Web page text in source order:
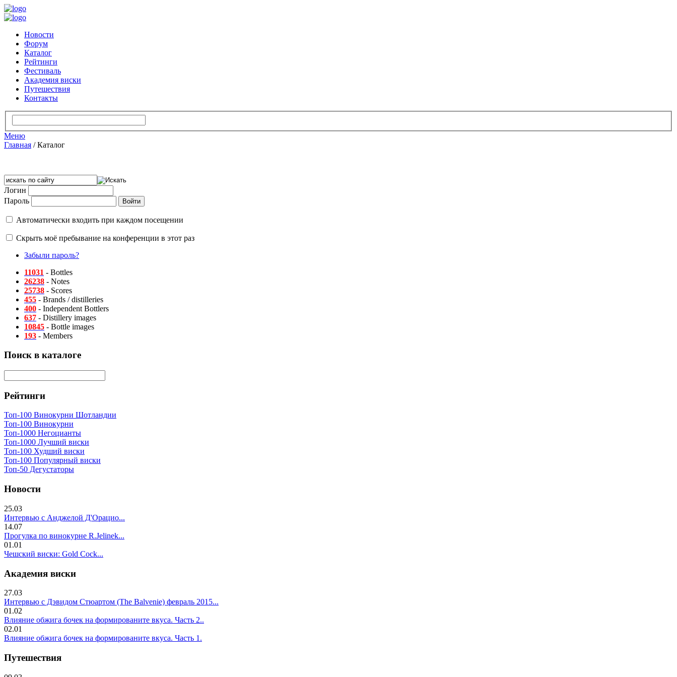
Новости
Форум
Каталог
Рейтинги
Фестиваль
Академия виски
Путешествия
Контакты
Меню
Главная /Каталог
Логин
Пароль
Автоматически входить при каждом посещении
Скрыть моё пребывание на конференции в этот раз
Забыли пароль?
11031 - Bottles
26238 - Notes
25738 - Scores
455 - Brands / distilleries
400 - Independent Bottlers
637 - Distillery images
10845 - Bottle images
193 - Members
Поиск в каталоге
Рейтинги
Топ-100 Винокурни Шотландии
Топ-100 Винокурни
Топ-1000 Негоцианты
Топ-1000 Лучший виски
Топ-100 Худший виски
Топ-100 Популярный виски
Топ-50 Дегустаторы
Новости
25.03
Интервью с Анджелой Д'Орацио...
14.07
Прогулка по винокурне R.Jelinek...
01.01
Чешский виски: Gold Cock...
Академия виски
27.03
Интервью с Дэвидом Стюартом (The Balvenie) февраль 2015...
01.02
Влияние обжига бочек на формированите вкуса. Часть 2..
02.01
Влияние обжига бочек на формированите вкуса. Часть 1.
Путешествия